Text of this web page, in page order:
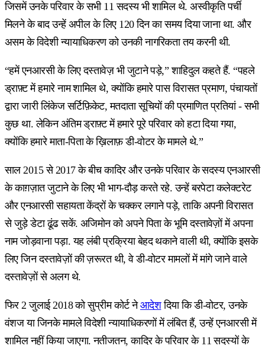
जिसमें उनके परिवार के सभी 11 सदस्य भी शामिल थे. अस्वीकृति पर्ची
मिलने के बाद उन्हें अपील के लिए 120 दिन का समय दिया जाना था. और
असम के विदेशी न्यायाधिकरण को उनकी नागरिकता तय करनी थी.
“हमें एनआरसी के लिए दस्तावेज़ भी जुटाने पड़े,” शाहिदुल कहते हैं. “पहले
ड्राफ़्ट में हमारे नाम शामिल थे, क्योंकि हमारे पास विरासत प्रमाण, पंचायतों
द्वारा जारी लिंकेज सर्टिफ़िकेट, मतदाता सूचियों की प्रमाणित प्रतियां - सभी
कुछ था. लेकिन अंतिम ड्राफ़्ट में हमारे पूरे परिवार को हटा दिया गया,
क्योंकि हमारे माता-पिता के ख़िलाफ़ डी-वोटर के मामले थे.”
साल 2015 से 2017 के बीच कादिर और उनके परिवार के सदस्य एनआरसी
के काग़ज़ात जुटाने के लिए भी भाग-दौड़ करते रहे. उन्हें बरपेटा कलेक्टरेट
और एनआरसी सहायता केंद्रों के चक्कर लगाने पड़े, ताकि अपनी विरासत
से जुड़े डेटा ढूंढ सकें. अजिमोन को अपने पिता के भूमि दस्तावेज़ों में अपना
नाम जोड़वाना पड़ा. यह लंबी प्रक्रिया बेहद थकाने वाली थी, क्योंकि इसके
लिए जिन दस्तावेज़ों की ज़रूरत थी, वे डी-वोटर मामलों में मांगे जाने वाले
दस्तावेज़ों से अलग थे.
फिर 2 जुलाई 2018 को सुप्रीम कोर्ट नेआदेशदिया कि डी-वोटर, उनके
वंशज या जिनके मामले विदेशी न्यायाधिकरणों में लंबित हैं, उन्हें एनआरसी में
शामिल नहीं किया जाएगा. नतीजतन, कादिर के परिवार के 11 सदस्यों के